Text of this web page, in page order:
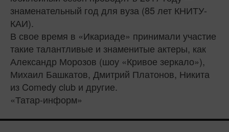
знаменательный год для вуза (85 лет КНИТУ-
КАИ).
В свое время в «Икариаде» принимали участие
такие талантливые и знаменитые актеры, как
Александр Морозов (шоу «Кривое зеркало»),
Михаил Башкатов, Дмитрий Платонов, Никита
из Comedy club и другие.
«Татар-информ»